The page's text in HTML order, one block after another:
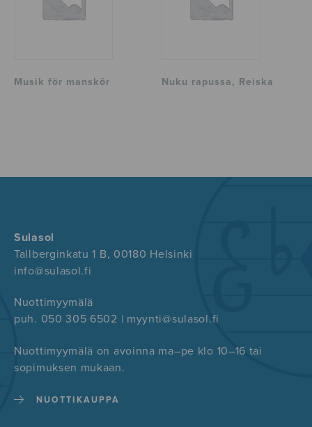
Musik för manskör Nuku rapussa, Reiska
Sulasol
Tallberginkatu 1 B, 00180 Helsinki
info@sulasol.fi
Nuottimyymälä
puh. 050 305 6502 | myynti@sulasol.fi
Nuottimyymälä on avoinna ma–pe klo 10–16 tai
sopimuksen mukaan.
NUOTTIKAUPPA